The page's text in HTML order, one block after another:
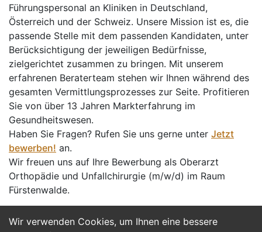
Wir verwenden Cookies, um Ihnen eine bessere
Führungspersonal an Kliniken in Deutschland,
Österreich und der Schweiz. Unsere Mission ist es, die
passende Stelle mit dem passenden Kandidaten, unter
Berücksichtigung der jeweiligen Bedürfnisse,
zielgerichtet zusammen zu bringen. Mit unserem
erfahrenen Beraterteam stehen wir Ihnen während des
gesamten Vermittlungsprozesses zur Seite. Profitieren
Sie von über 13 Jahren Markterfahrung im
Gesundheitswesen.
Haben Sie Fragen? Rufen Sie uns gerne unter Jetzt
bewerben! an.
Wir freuen uns auf Ihre Bewerbung als Oberarzt
Orthopädie und Unfallchirurgie (m/w/d) im Raum
Fürstenwalde.